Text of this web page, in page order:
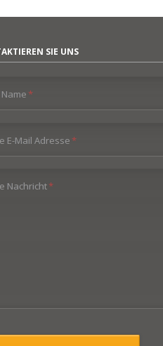
SIE UNS
*
E-Mail Adresse*
Nachricht*